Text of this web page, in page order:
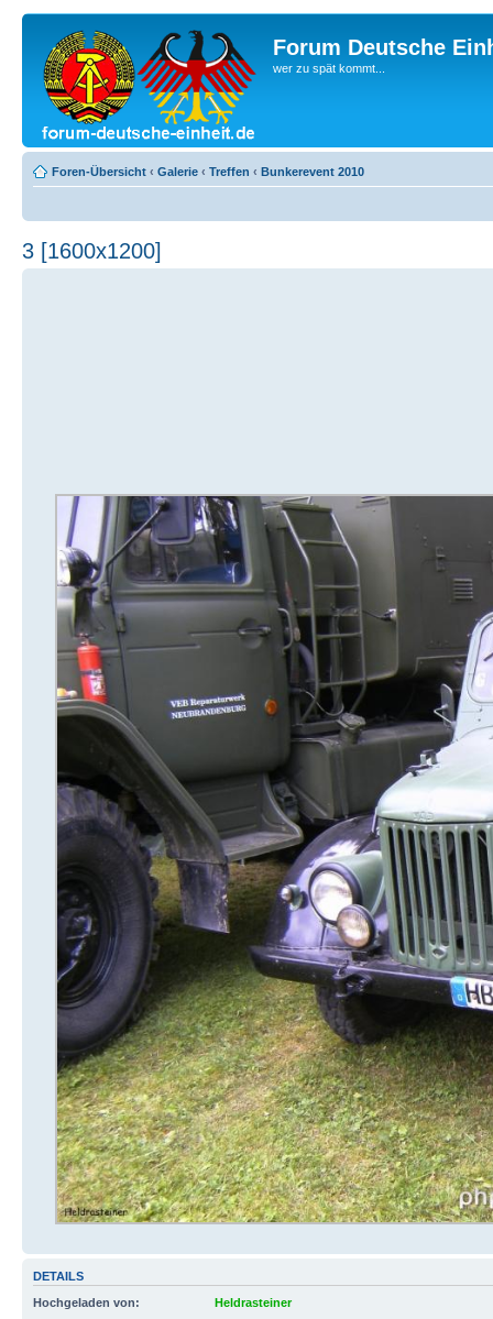
Forum Deutsche
wer zu spät kommt...
Foren-Übersicht ‹ Galerie ‹ Treffen ‹ Bunkerevent 2010
3 [1600x1200]
DETAILS
Hochgeladen von:
Heldrasteiner